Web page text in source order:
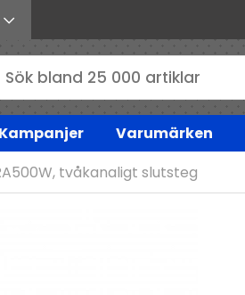
Kampanjer Varumärken
tvåkanaligt slutsteg